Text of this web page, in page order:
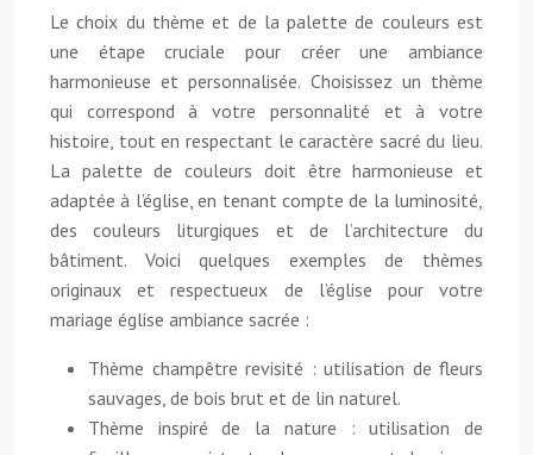
Le choix du thème et de la palette de couleurs est
une étape cruciale pour créer une ambiance
harmonieuse et personnalisée. Choisissez un thème
qui correspond à votre personnalité et à votre
histoire, tout en respectant le caractère sacré du lieu.
La palette de couleurs doit être harmonieuse et
adaptée à l’église, en tenant compte de la luminosité,
des couleurs liturgiques et de l’architecture du
bâtiment. Voici quelques exemples de thèmes
originaux et respectueux de l’église pour votre
mariage église ambiance sacrée :
Thème champêtre revisité : utilisation de fleurs
sauvages, de bois brut et de lin naturel.
Thème inspiré de la nature : utilisation de